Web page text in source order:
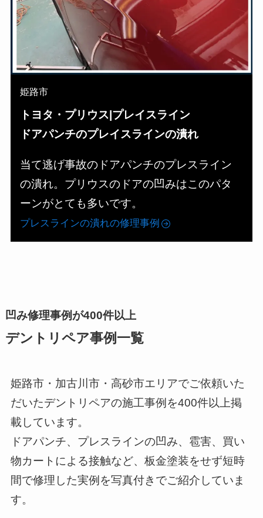
姫路市
トヨタ・プリウス|プレイスライン
ドアパンチのプレイスラインの潰れ
当て逃げ事故のドアパンチのプレスライン
の潰れ。プリウスのドアの凹みはこのパタ
ーンがとても多いです。
プレスラインの潰れの修理事例
凹み修理事例が400件以上
デントリペア事例一覧
姫路市・加古川市・高砂市エリアでご依頼いた
だいたデントリペアの施工事例を400件以上掲
載しています。
ドアパンチ、プレスラインの凹み、雹害、買い
物カートによる接触など、板金塗装をせず短時
間で修理した実例を写真付きでご紹介していま
す。